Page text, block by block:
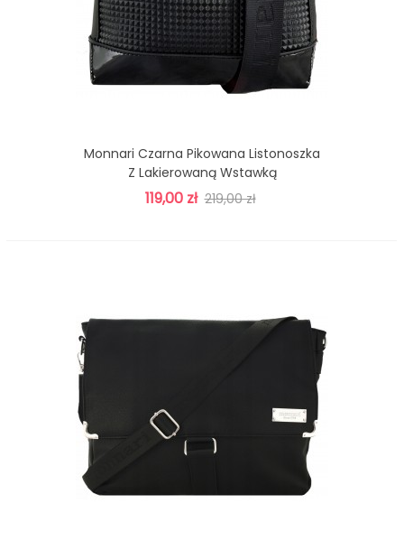
Monnari Czarna Pikowana Listonoszka
Z Lakierowaną Wstawką
119,00 zł 219,00 zł